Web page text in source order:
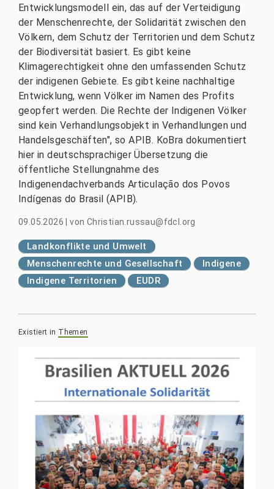
Entwicklungsmodell ein, das auf der Verteidigung
der Menschenrechte, der Solidarität zwischen den
Völkern, dem Schutz der Territorien und dem Schutz
der Biodiversität basiert. Es gibt keine
Klimagerechtigkeit ohne den umfassenden Schutz
der indigenen Gebiete. Es gibt keine nachhaltige
Entwicklung, wenn Völker im Namen des Profits
geopfert werden. Die Rechte der Indigenen Völker
sind kein Verhandlungsobjekt in Verhandlungen und
Handelsgeschäften", so APIB. KoBra dokumentiert
hier in deutschsprachiger Übersetzung die
öffentliche Stellungnahme des
Indigenendachverbands Articulação dos Povos
Indígenas do Brasil (APIB).
09.05.2026 |von Christian.russau@fdcl.org
Landkonflikte und Umwelt
Menschenrechte und Gesellschaft
Indigene
Indigene Territorien
EUDR
Existiert in Themen